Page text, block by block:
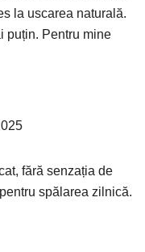
la uscarea naturală.
puțin. Pentru mine
fără senzația de
spălarea zilnică.